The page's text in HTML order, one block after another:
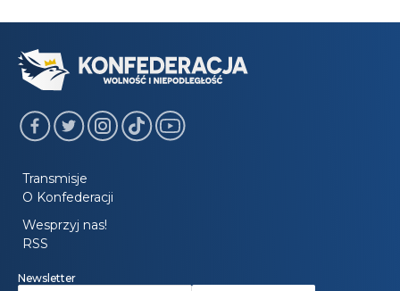
Transmisje
O Konfederacji
Wesprzyj nas!
RSS
Newsletter